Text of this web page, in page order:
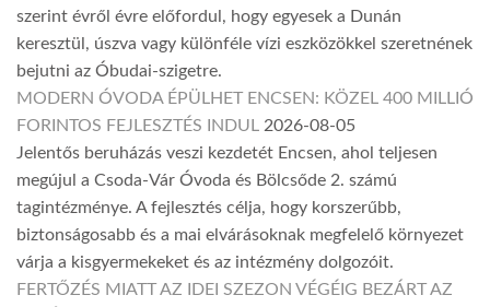
szerint évről évre előfordul, hogy egyesek a Dunán
keresztül, úszva vagy különféle vízi eszközökkel szeretnének
bejutni az Óbudai-szigetre.
MODERN ÓVODA ÉPÜLHET ENCSEN: KÖZEL 400 MILLIÓ
FORINTOS FEJLESZTÉS INDUL 2026-08-05
Jelentős beruházás veszi kezdetét Encsen, ahol teljesen
megújul a Csoda-Vár Óvoda és Bölcsőde 2. számú
tagintézménye. A fejlesztés célja, hogy korszerűbb,
biztonságosabb és a mai elvárásoknak megfelelő környezet
várja a kisgyermekeket és az intézmény dolgozóit.
FERTŐZÉS MIATT AZ IDEI SZEZON VÉGÉIG BEZÁRT AZ